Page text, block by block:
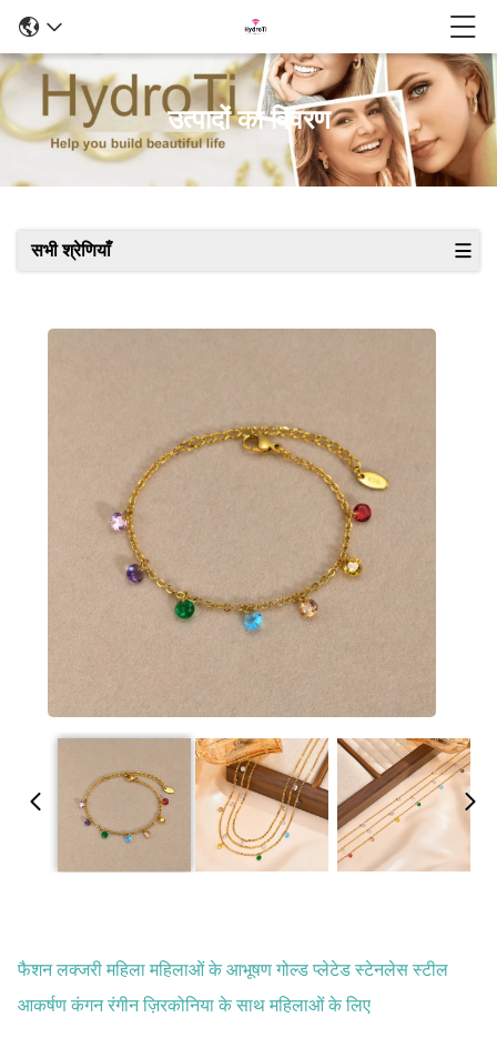
उत्पादों का विवरण
सभी श्रेणियाँ
फैशन लक्जरी महिला महिलाओं के आभूषण गोल्ड प्लेटेड स्टेनलेस स्टील
आकर्षण कंगन रंगीन ज़िरकोनिया के साथ महिलाओं के लिए